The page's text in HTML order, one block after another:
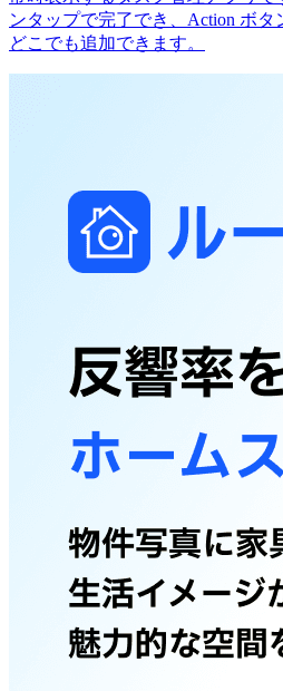
ンタップで完了でき、Action ボタ
どこでも追加できます。